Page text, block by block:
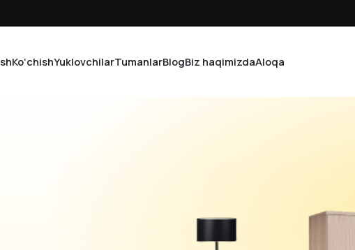
Ko‘chishYuklovchilarTumanlarBlogBiz haqimizdaAloqa